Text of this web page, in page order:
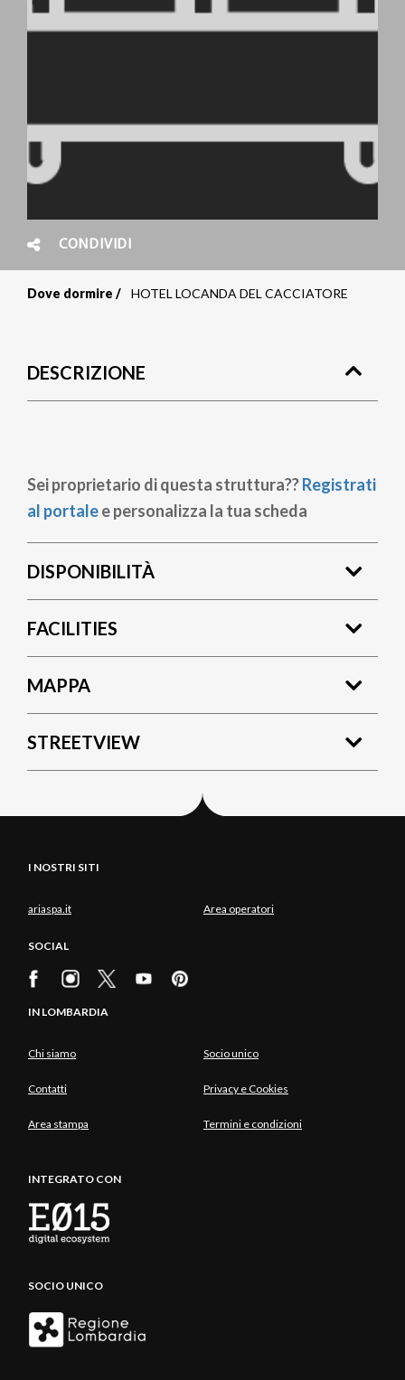
CONDIVIDI
pane
Dove dormire HOTEL LOCANDA DEL CACCIATORE
DESCRIZIONE
Sei proprietario di questa struttura??Registrati
al portalee personalizza la tua scheda
DISPONIBILITÀ
FACILITIES
MAPPA
STREETVIEW
I NOSTRI SITI
ariaspa.it Area operatori
SOCIAL
IN LOMBARDIA
Chi siamo Socio unico
Contatti Privacy e Cookies
Area stampa Termini e condizioni
INTEGRATO CON
SOCIO UNICO